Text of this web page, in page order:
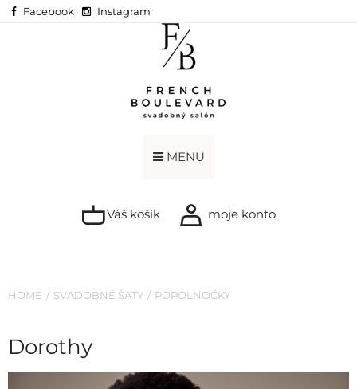
Facebook Instagram
MENU
Váš košík moje konto
HOME SVADOBNÉ ŠATY POPOLNOČKY
Dorothy